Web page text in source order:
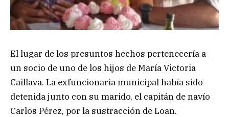
El lugar de los presuntos hechos pertenecería a
un socio de uno de los hijos de María Victoria
Caillava. La exfuncionaria municipal había sido
detenida junto con su marido, el capitán de navío
Carlos Pérez, por la sustracción de Loan.